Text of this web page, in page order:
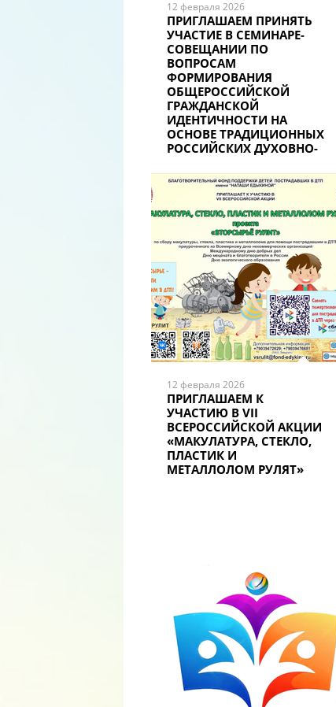
12 февраля 2026
ПРИГЛАШАЕМ ПРИНЯТЬ
УЧАСТИЕ В СЕМИНАРЕ-
СОВЕЩАНИИ ПО
ВОПРОСАМ
ФОРМИРОВАНИЯ
ОБЩЕРОССИЙСКОЙ
ГРАЖДАНСКОЙ
ИДЕНТИЧНОСТИ НА
ОСНОВЕ ТРАДИЦИОННЫХ
РОССИЙСКИХ ДУХОВНО-
ЦЕННОСТЕЙ
12 февраля 2026
ПРИГЛАШАЕМ К
УЧАСТИЮ В VII
ВСЕРОССИЙСКОЙ АКЦИИ
«МАКУЛАТУРА, СТЕКЛО,
ПЛАСТИК И
МЕТАЛЛОЛОМ РУЛЯТ»